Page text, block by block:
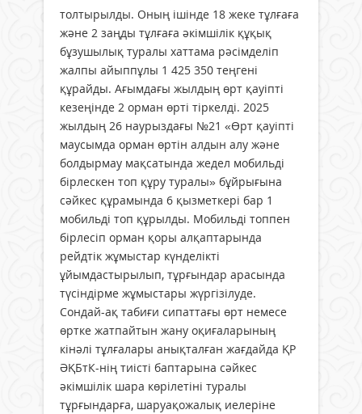
толтырылды. Оның ішінде 18 жеке тұлғаға
және 2 заңды тұлғаға әкімшілік құқық
бұзушылық туралы хаттама рәсімделіп
жалпы айыппұлы 1 425 350 теңгені
құрайды. Ағымдағы жылдың өрт қауіпті
кезеңінде 2 орман өрті тіркелді. 2025
жылдың 26 наурыздағы №21 «Өрт қауіпті
маусымда орман өртін алдын алу және
болдырмау мақсатында жедел мобильді
бірлескен топ құру туралы» бұйрығына
сәйкес құрамында 6 қызметкері бар 1
мобильді топ құрылды. Мобильді топпен
бірлесіп орман қоры алқаптарында
рейдтік жұмыстар күнделікті
ұйымдастырылып, тұрғындар арасында
түсіндірме жұмыстары жүргізілуде.
Сондай-ақ табиғи сипаттағы өрт немесе
өртке жатпайтын жану оқиғаларының
кінәлі тұлғалары анықталған жағдайда ҚР
ӘҚБтК-нің тиісті баптарына сәйкес
әкімшілік шара көрілетіні туралы
тұрғындарға, шаруақожалық иелеріне